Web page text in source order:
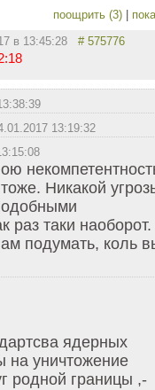
поощрить (3)
в 13:45:28 # 575776
13:19:32
Никакой
раз таки наоборот.
подумать, коль
ядерных
на уничтожение
родной границы ,-